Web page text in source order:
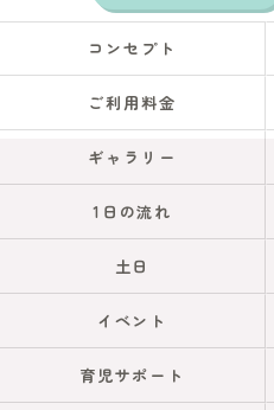
コンセプト
ご利用料金
ギャラリー
1日の流れ
土日
イベント
育児サポート